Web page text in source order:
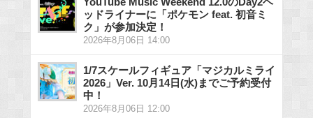
ッドライナーに「ポケモン feat. 初音ミ
ク」が参加決定！
2026年8月06日 14:00
1/7スケールフィギュア「マジカルミライ
2026」Ver. 10月14日(水)までご予約受付
中！
2026年8月06日 12:00